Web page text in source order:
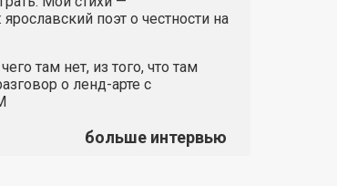
поэт о честности на
там нет, из того, что там
о ленд-арте с
больше интервью